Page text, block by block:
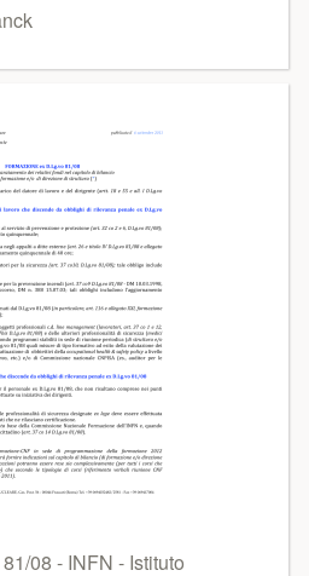
08 - INFN - Istituto